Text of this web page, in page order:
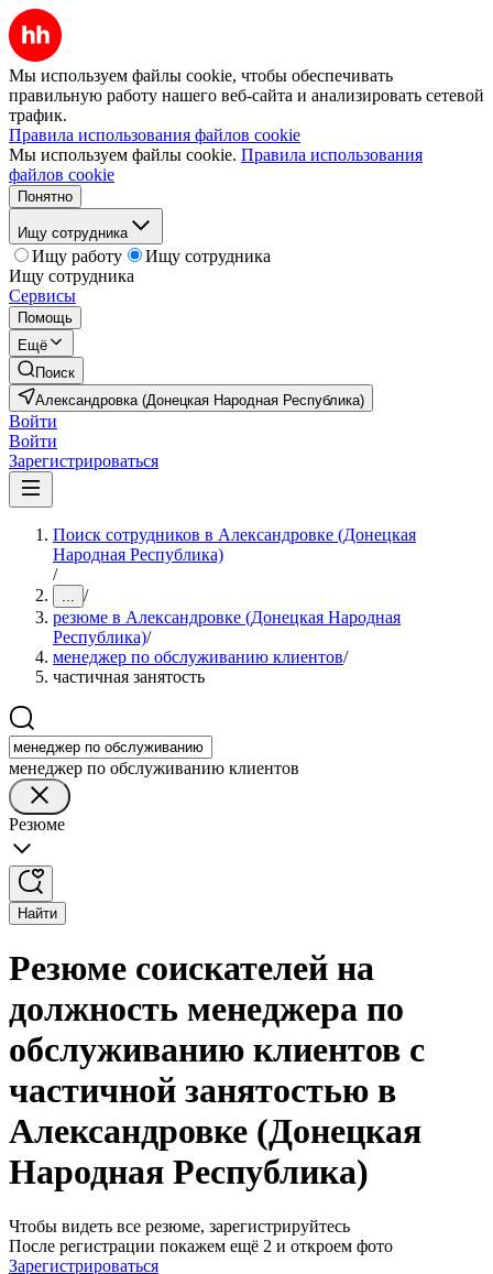
Мы используем файлы cookie, чтобы обеспечивать
правильную работу нашего веб-сайта и анализировать сетевой
трафик.
Правила использования файлов cookie
Мы используем файлы cookie. Правила использования
файлов cookie
Понятно
Ищу сотрудника
Ищу работу
Ищу сотрудника
Ищу сотрудника
Сервисы
Помощь
Ещё
Поиск
Александровка (Донецкая Народная Республика)
Войти
Войти
Зарегистрироваться
Поиск сотрудников в Александровке (Донецкая
Народная Республика)
/
... /
резюме в Александровке (Донецкая Народная
Республика)/
менеджер по обслуживанию клиентов/
частичная занятость
менеджер по обслуживанию клиентов
Резюме
Найти
Резюме соискателей на
должность менеджера по
обслуживанию клиентов с
частичной занятостью в
Александровке (Донецкая
Народная Республика)
Чтобы видеть все резюме, зарегистрируйтесь
После регистрации покажем ещё 2 и откроем фото
Зарегистрироваться